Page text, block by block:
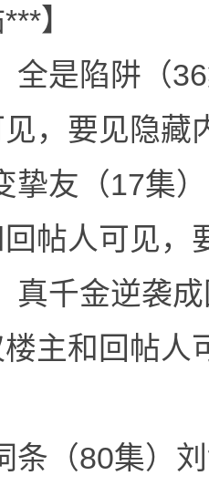
】
全是陷阱（
，要见隐藏
挚友（17集
帖人可见，
真千金逆袭
主和回帖人
条（80集）